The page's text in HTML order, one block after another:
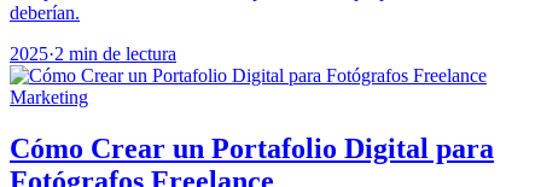
deberían.
2025·2 min de lectura
Marketing
Cómo Crear un Portafolio Digital para